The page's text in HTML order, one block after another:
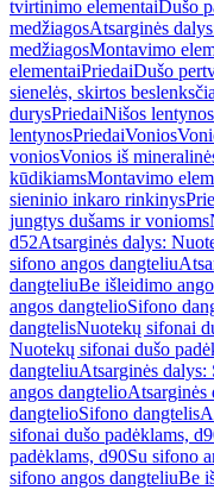
tvirtinimo elementaiDušo
medžiagosAtsarginės
medžiagosMontavimo
elementaiPriedaiDušo
sienelės, skirtos
durysPriedaiNišos
lentynosPriedaiVonios
voniosVonios iš
kūdikiamsMontavimo
sieninio inkaro rinkinys
jungtys dušams ir vonioms
d52Atsarginės dalys:
sifono angos dangteliu
dangteliuBe išleidimo
angos dangtelioSifono
dangtelisNuotekų sifonai
Nuotekų sifonai dušo
dangteliuAtsarginės dalys:
angos dangtelioAtsarginės
dangtelioSifono dangtelis
sifonai dušo padėklams,
padėklams, d90Su sifono
sifono angos dangteliuBe